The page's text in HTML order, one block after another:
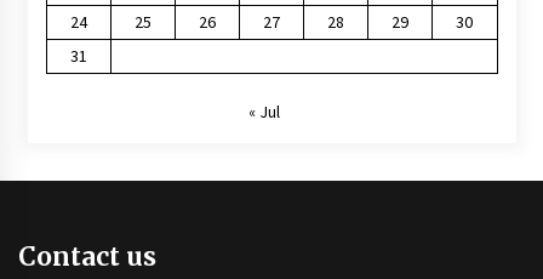
24
25 26 27 28 29
30
31
« Jul
Contact us